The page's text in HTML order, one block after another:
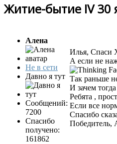
Житие-бытие IV30
Алена
Не в сети
Давно я тут
Сообщений:
7200
Спасибо
получено:
161862
Илья, Спаси
А если не
Так раньше
И зачем
Ребята ,
Если все
Спасибо
Победитель,